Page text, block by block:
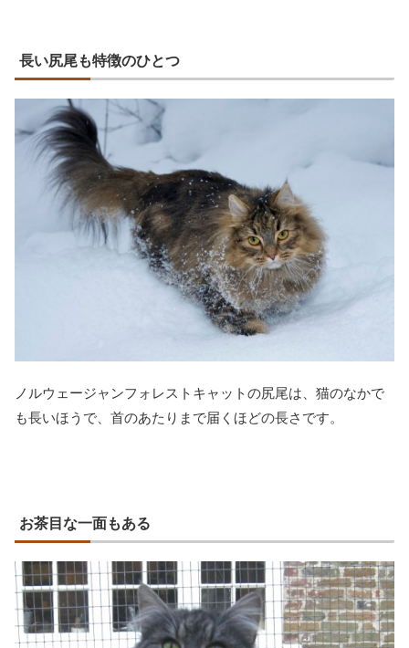
長い尻尾も特徴のひとつ
ノルウェージャンフォレストキャットの尻尾は、猫のなかで
も長いほうで、首のあたりまで届くほどの長さです。
お茶目な一面もある